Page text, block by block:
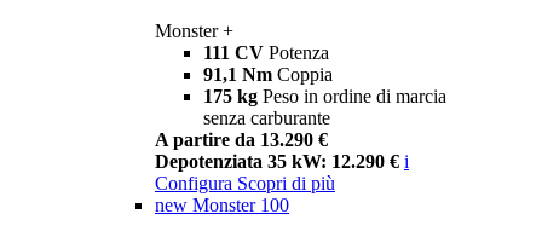
Monster +
111 CV Potenza
91,1 Nm Coppia
175 kg Peso in ordine di marcia
senza carburante
A partire da 13.290 €
Depotenziata 35 kW: 12.290 € i
Configura Scopri di più
new Monster 100